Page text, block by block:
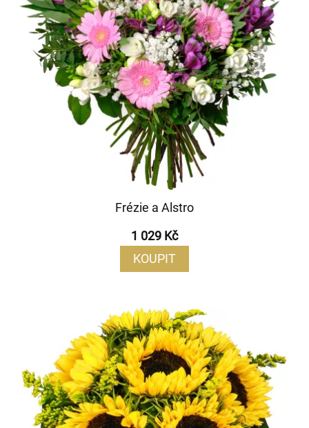
Frézie a Alstro
1 029 Kč
KOUPIT